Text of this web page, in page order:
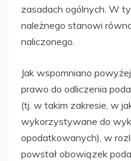
zasadach ogólnych. W
należnego stanowi
naliczonego.
Jak wspomniano
prawo do odliczenia
(tj. w takim zakresie, w
wykorzystywane do
opodatkowanych), w
powstał obowiązek